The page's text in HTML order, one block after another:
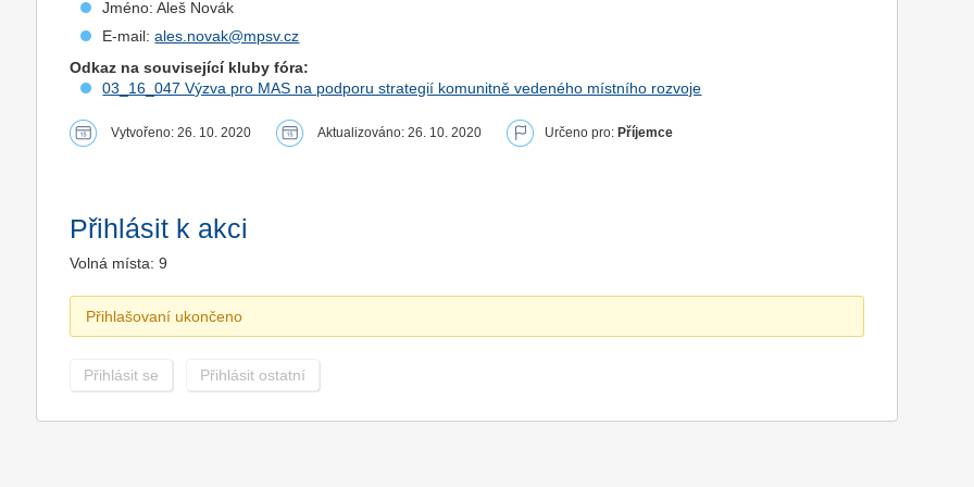
Jméno: Aleš Novák
E-mail:ales.novak@mpsv.cz
Odkaz na související kluby fóra:
03_16_047 Výzva pro MAS na podporu strategií komunitně vedeného místního rozvoje
Vytvořeno: 26. 10. 2020 Aktualizováno: 26. 10. 2020 Určeno pro: Příjemce
Přihlásit k akci
Volná místa: 9
Přihlašovaní ukončeno
Přihlásit se Přihlásit ostatní